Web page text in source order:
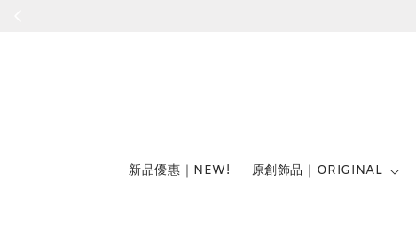
新品優惠｜NEW! 原創飾品｜ORIGINAL